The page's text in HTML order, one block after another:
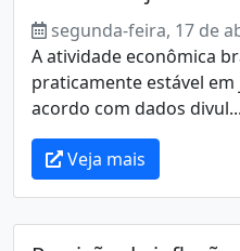
segunda-feira, 17 de
A atividade econômica
praticamente estável
acordo com dados divul...
Veja mais